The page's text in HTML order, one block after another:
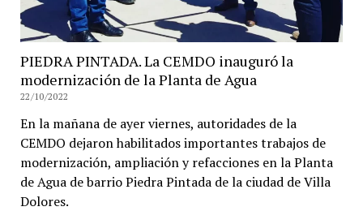
PIEDRA PINTADA. La CEMDO inauguró la
modernización de la Planta de Agua
22/10/2022
En la mañana de ayer viernes, autoridades de la
CEMDO dejaron habilitados importantes trabajos de
modernización, ampliación y refacciones en la Planta
de Agua de barrio Piedra Pintada de la ciudad de Villa
Dolores.